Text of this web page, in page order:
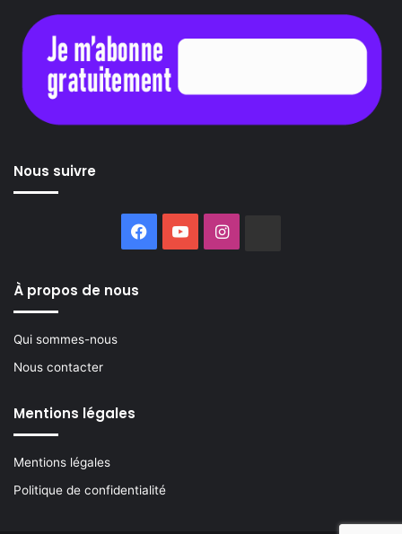
Nous suivre
Facebook
YouTubeInstagram
À propos de nous
Qui sommes-nous
Nous contacter
Mentions légales
Mentions légales
Politique de confidentialité